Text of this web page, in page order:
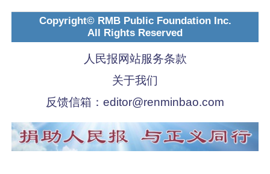
Copyright© RMB Public Foundation Inc.
All Rights Reserved
人民报网站服务条款
关于我们
反馈信箱： editor@renminbao.com